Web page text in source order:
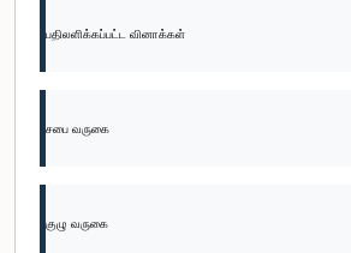
பதிலளிக்கப்பட்ட வினாக்கள்
சபை வருகை
குழு வருகை